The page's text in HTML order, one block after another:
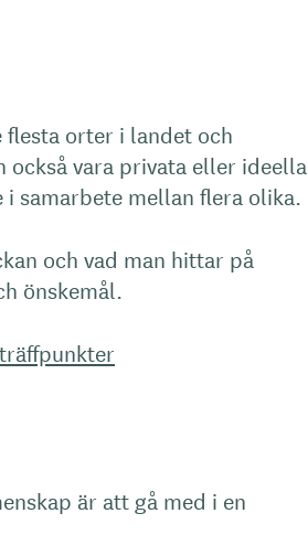
orter i landet och
också vara privata eller ideella
samarbete mellan flera olika.
och vad man hittar på
önskemål.
är att gå med i en